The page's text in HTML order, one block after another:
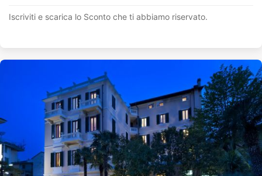
Iscriviti e scarica lo Sconto che ti abbiamo riservato.